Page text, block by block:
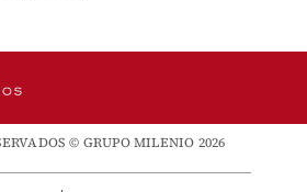
© GRUPO MILENIO 2026